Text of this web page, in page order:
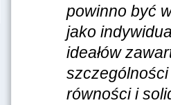
powinno być
jako
ideałów
równości i